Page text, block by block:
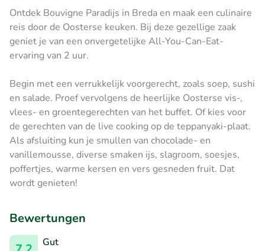
Ontdek Bouvigne Paradijs in Breda en maak een culinaire
reis door de Oosterse keuken. Bij deze gezellige zaak
geniet je van een onvergetelijke All-You-Can-Eat-
ervaring van 2 uur.
Begin met een verrukkelijk voorgerecht, zoals soep, sushi
en salade. Proef vervolgens de heerlijke Oosterse vis-,
vlees- en groentegerechten van het buffet. Of kies voor
de gerechten van de live cooking op de teppanyaki-plaat.
Als afsluiting kun je smullen van chocolade- en
vanillemousse, diverse smaken ijs, slagroom, soesjes,
poffertjes, warme kersen en vers gesneden fruit. Dat
wordt genieten!
Bewertungen
Gut